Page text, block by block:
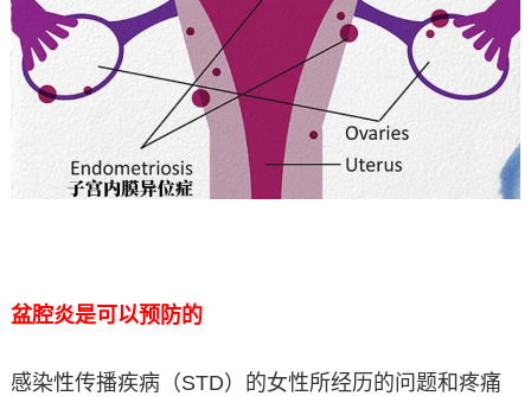
盆腔炎是可以预防的
感染性传播疾病（STD）的女性所经历的问题和疼痛